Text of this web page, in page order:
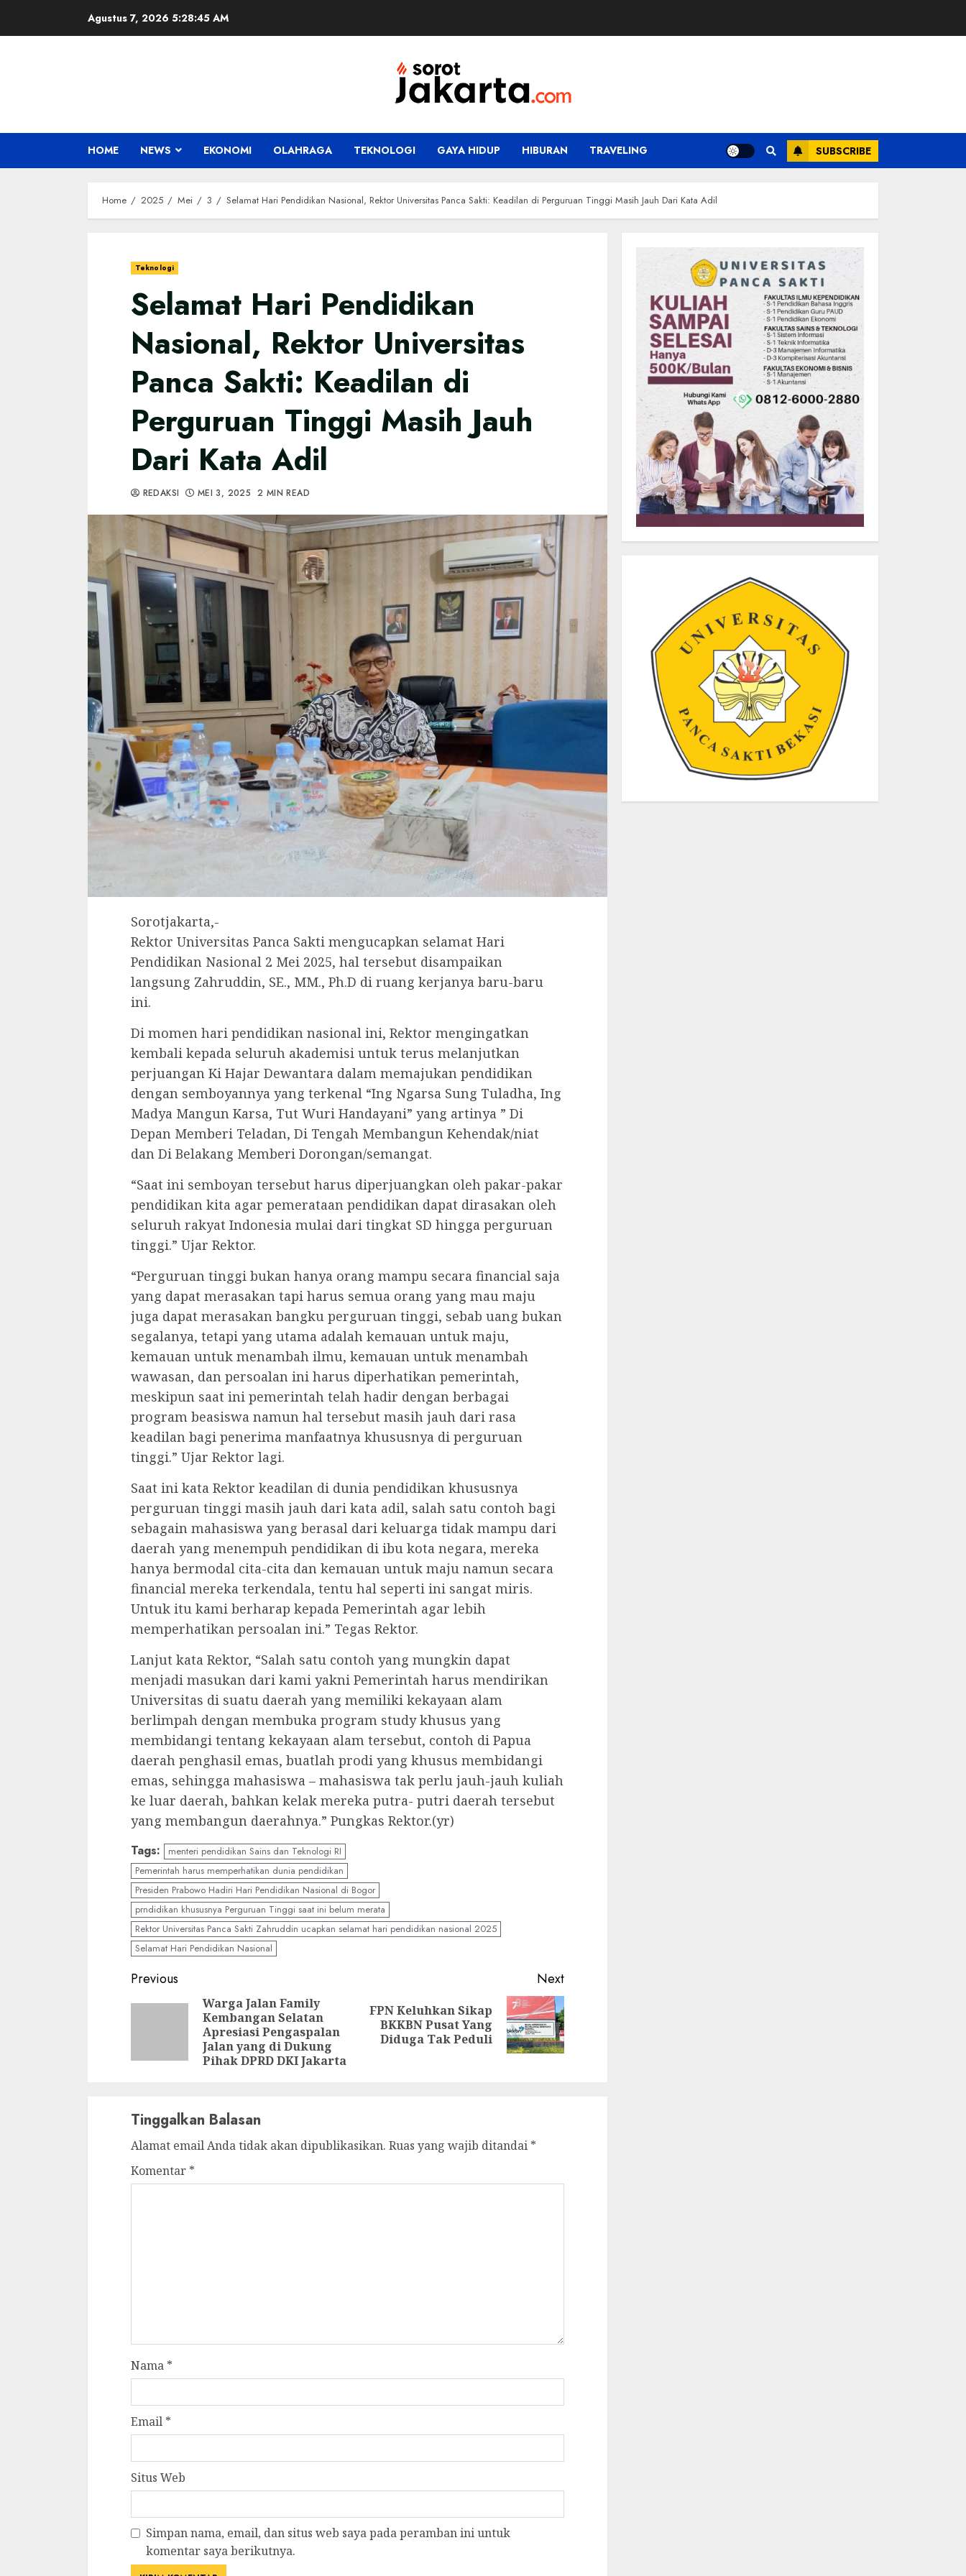
Agustus 7, 2026 5:28:46 AM
HOME NEWS EKONOMI OLAHRAGA TEKNOLOGI GAYA HIDUP HIBURAN TRAVELING SUBSCRIBE
Home 2025 Mei 3 Selamat Hari Pendidikan Nasional, Rektor Universitas Panca Sakti: Keadilan di Perguruan Tinggi Masih Jauh Dari Kata Adil
Teknologi
Selamat Hari Pendidikan
Nasional, Rektor Universitas
Panca Sakti: Keadilan di
Perguruan Tinggi Masih Jauh
Dari Kata Adil
REDAKSI MEI 3, 2025 2 MIN READ
Sorotjakarta,-
Rektor Universitas Panca Sakti mengucapkan selamat Hari
Pendidikan Nasional 2 Mei 2025, hal tersebut disampaikan
langsung Zahruddin, SE., MM., Ph.D di ruang kerjanya baru-baru
ini.
Di momen hari pendidikan nasional ini, Rektor mengingatkan
kembali kepada seluruh akademisi untuk terus melanjutkan
perjuangan Ki Hajar Dewantara dalam memajukan pendidikan
dengan semboyannya yang terkenal “Ing Ngarsa Sung Tuladha, Ing
Madya Mangun Karsa, Tut Wuri Handayani” yang artinya ” Di
Depan Memberi Teladan, Di Tengah Membangun Kehendak/niat
dan Di Belakang Memberi Dorongan/semangat.
“Saat ini semboyan tersebut harus diperjuangkan oleh pakar-pakar
pendidikan kita agar pemerataan pendidikan dapat dirasakan oleh
seluruh rakyat Indonesia mulai dari tingkat SD hingga perguruan
tinggi.” Ujar Rektor.
“Perguruan tinggi bukan hanya orang mampu secara financial saja
yang dapat merasakan tapi harus semua orang yang mau maju
juga dapat merasakan bangku perguruan tinggi, sebab uang bukan
segalanya, tetapi yang utama adalah kemauan untuk maju,
kemauan untuk menambah ilmu, kemauan untuk menambah
wawasan, dan persoalan ini harus diperhatikan pemerintah,
meskipun saat ini pemerintah telah hadir dengan berbagai
program beasiswa namun hal tersebut masih jauh dari rasa
keadilan bagi penerima manfaatnya khususnya di perguruan
tinggi.” Ujar Rektor lagi.
Saat ini kata Rektor keadilan di dunia pendidikan khususnya
perguruan tinggi masih jauh dari kata adil, salah satu contoh bagi
sebagain mahasiswa yang berasal dari keluarga tidak mampu dari
daerah yang menempuh pendidikan di ibu kota negara, mereka
hanya bermodal cita-cita dan kemauan untuk maju namun secara
financial mereka terkendala, tentu hal seperti ini sangat miris.
Untuk itu kami berharap kepada Pemerintah agar lebih
memperhatikan persoalan ini.” Tegas Rektor.
Lanjut kata Rektor, “Salah satu contoh yang mungkin dapat
menjadi masukan dari kami yakni Pemerintah harus mendirikan
Universitas di suatu daerah yang memiliki kekayaan alam
berlimpah dengan membuka program study khusus yang
membidangi tentang kekayaan alam tersebut, contoh di Papua
daerah penghasil emas, buatlah prodi yang khusus membidangi
emas, sehingga mahasiswa – mahasiswa tak perlu jauh-jauh kuliah
ke luar daerah, bahkan kelak mereka putra- putri daerah tersebut
yang membangun daerahnya.” Pungkas Rektor.(yr)
Tags:
menteri pendidikan Sains dan Teknologi RI
Pemerintah harus memperhatikan dunia pendidikan
Presiden Prabowo Hadiri Hari Pendidikan Nasional di Bogor
prndidikan khususnya Perguruan Tinggi saat ini belum merata
Rektor Universitas Panca Sakti Zahruddin ucapkan selamat hari pendidikan nasional 2025
Selamat Hari Pendidikan Nasional
Continue
Reading
Previous
Previous
Warga Jalan Family
Kembangan Selatan
Apresiasi Pengaspalan
Jalan yang di Dukung
Pihak DPRD DKI Jakarta
Next
Next
FPN Keluhkan Sikap
BKKBN Pusat Yang
Diduga Tak Peduli
Tinggalkan Balasan
Alamat email Anda tidak akan dipublikasikan. Ruas yang wajib ditandai *
Komentar *
Nama *
Email *
Situs Web
Simpan nama, email, dan situs web saya pada peramban ini untuk
komentar saya berikutnya.